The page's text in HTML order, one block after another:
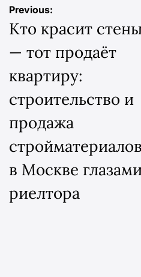
Навигация
по
записям
Previous:
Кто красит
— тот продаёт
квартиру:
строительство и
продажа
стройматериалов
в Москве
риелтора